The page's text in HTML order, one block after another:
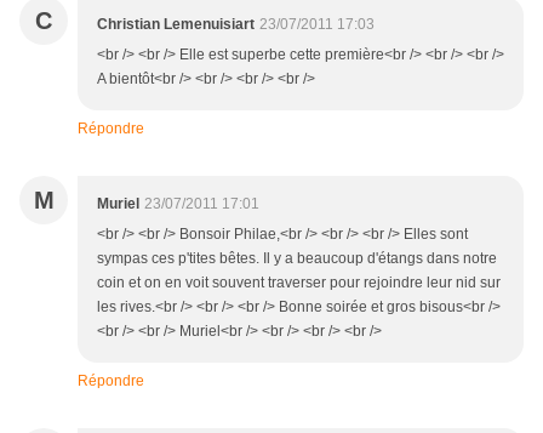
C Christian Lemenuisiart 23/07/2011 17:03
<br /> <br /> Elle est superbe cette première<br /> <br /> <br />
A bientôt<br /> <br /> <br /> <br />
Répondre
M Muriel 23/07/2011 17:01
<br /> <br /> Bonsoir Philae,<br /> <br /> <br /> Elles sont
sympas ces p'tites bêtes. Il y a beaucoup d'étangs dans notre
coin et on en voit souvent traverser pour rejoindre leur nid sur
les rives.<br /> <br /> <br /> Bonne soirée et gros bisous<br />
<br /> <br /> Muriel<br /> <br /> <br /> <br />
Répondre